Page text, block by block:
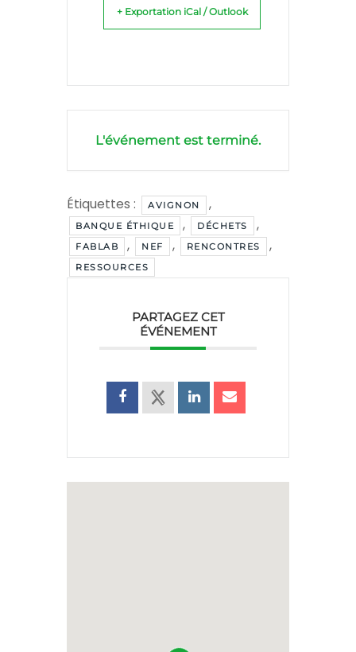
+ Exportation iCal / Outlook
L'événement est terminé.
Étiquettes : AVIGNON ,
BANQUE ÉTHIQUE , DÉCHETS ,
FABLAB , NEF , RENCONTRES ,
RESSOURCES
PARTAGEZ CET
ÉVÉNEMENT